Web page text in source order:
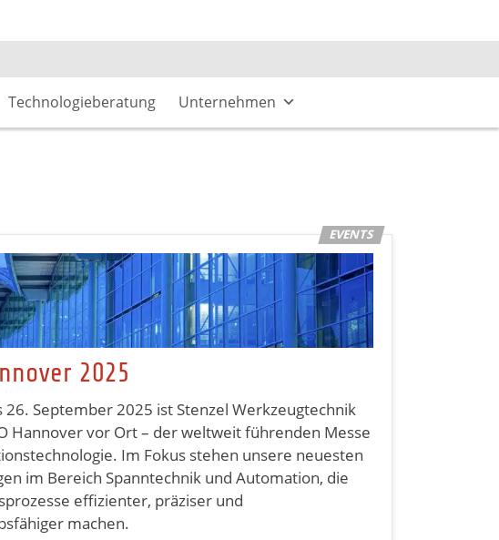
Technologieberatung Unternehmen
2025
26. September 2025 ist Stenzel Werkzeugtechnik
Hannover vor Ort – der weltweit führenden Messe
Im Fokus stehen unsere neuesten
im Bereich Spanntechnik und Automation, die
effizienter, präziser und
machen.